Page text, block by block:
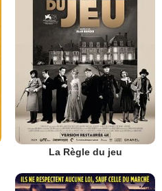
La Règle du jeu